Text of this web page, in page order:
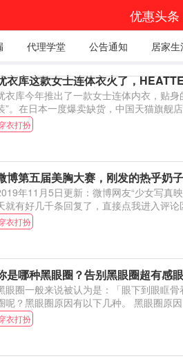
优惠头条
代理学堂 公告通知 居家生
衣库这款女士连体衣火了，
衣库今年推出了一款女士连体内衣，贴
”。在日本一度爆卖缺货，中国天猫旗舰
衣打扮
博第五届美胸大赛，刚发的热乎奶子
年11月5日更新：微博网友“少女写真
就有好几千条回复了，直接点我进入评
衣打扮
是哪种黑眼圈？告别黑眼圈超有感
眼圈一般来说被认为是：「眼下到眼眶
衣打扮